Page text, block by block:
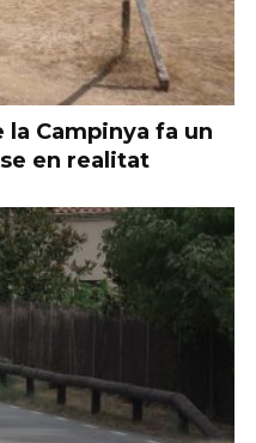
Campinya fa un
en realitat